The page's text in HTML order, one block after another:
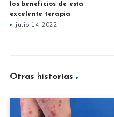
los beneficios de esta
excelente terapia
julio 14, 2022
Otras historias